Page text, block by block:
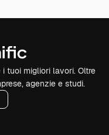
tuoi migliori lavori. Oltre
agenzie e studi.